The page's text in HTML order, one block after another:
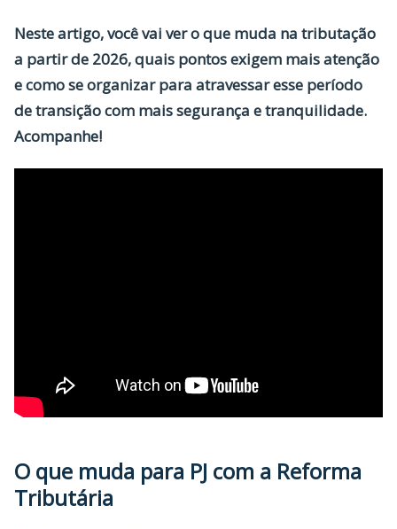
Neste artigo, você vai ver o que muda na tributação
a partir de 2026, quais pontos exigem mais atenção
e como se organizar para atravessar esse período
de transição com mais segurança e tranquilidade.
Acompanhe!
O que muda para PJ com a Reforma
Tributária